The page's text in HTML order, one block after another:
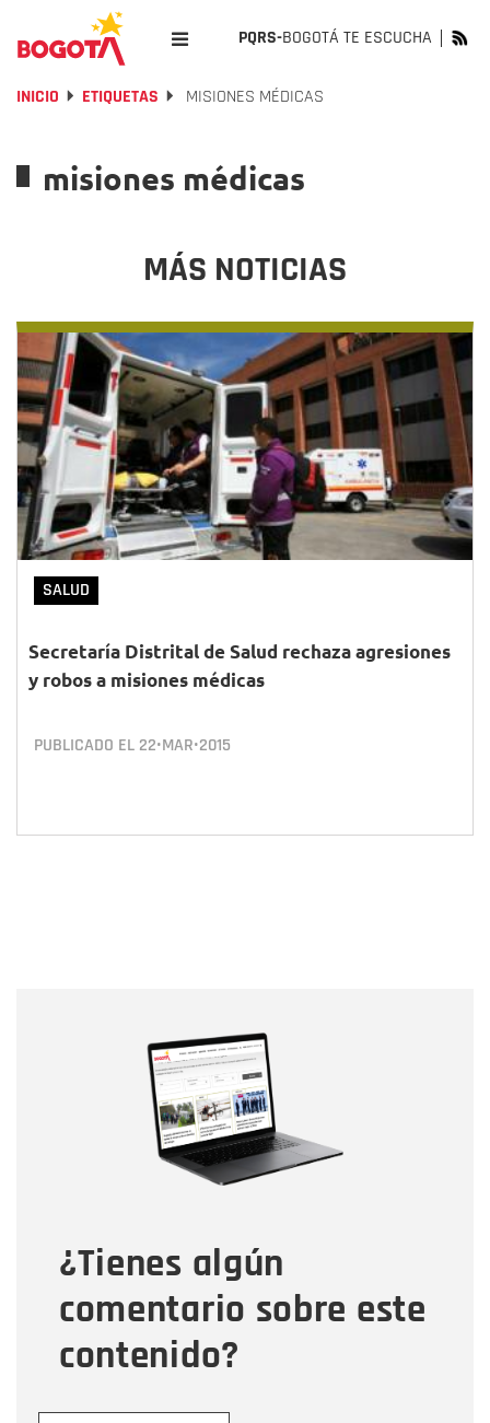
PQRS-BOGOTÁ TE ESCUCHA
INICIO ETIQUETAS MISIONES MÉDICAS
misiones médicas
MÁS NOTICIAS
SALUD
Secretaría Distrital de Salud rechaza agresiones
y robos a misiones médicas
PUBLICADO EL 22•MAR•2015
¿Tienes algún
comentario sobre este
contenido?
Correo electrónico
Tipo de comentario
Mensaje